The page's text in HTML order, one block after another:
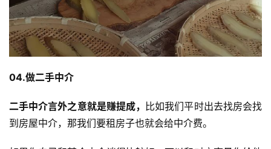
04.做二手中介
二手中介言外之意就是赚提成， 比如我们平时出去找房会找
到房屋中介，那我们要租房子也就会给中介费。